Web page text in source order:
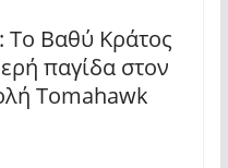
Βαθύ Κράτος
παγίδα στον
Tomahawk